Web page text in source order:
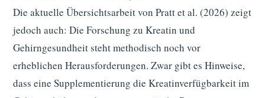
Die aktuelle Übersichtsarbeit von Pratt et al. (2026) zeigt
jedoch auch: Die Forschung zu Kreatin und
Gehirngesundheit steht methodisch noch vor
erheblichen Herausforderungen. Zwar gibt es Hinweise,
dass eine Supplementierung die Kreatinverfügbarkeit im